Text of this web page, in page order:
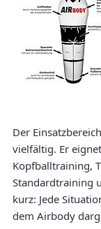
Der
vielfältig. Er
Kopfballtraining,
Standardtraining
kurz: Jede
dem Airbody